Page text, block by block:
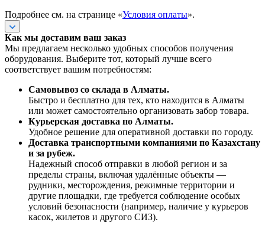
Подробнее см. на странице «Условия оплаты».
Как мы доставим ваш заказ
Мы предлагаем несколько удобных способов получения
оборудования. Выберите тот, который лучше всего
соответствует вашим потребностям:
Самовывоз со склада в Алматы.
Быстро и бесплатно для тех, кто находится в Алматы
или может самостоятельно организовать забор товара.
Курьерская доставка по Алматы.
Удобное решение для оперативной доставки по городу.
Доставка транспортными компаниями по Казахстану
и за рубеж.
Надежный способ отправки в любой регион и за
пределы страны, включая удалённые объекты —
рудники, месторождения, режимные территории и
другие площадки, где требуется соблюдение особых
условий безопасности (например, наличие у курьеров
касок, жилетов и другого СИЗ).